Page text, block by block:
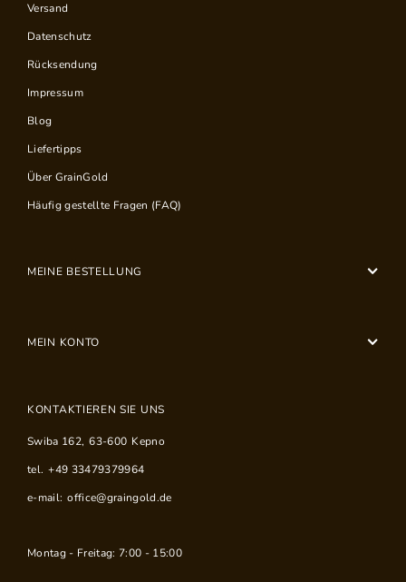
Versand
Datenschutz
Rücksendung
Impressum
Blog
Liefertipps
Über GrainGold
Häufig gestellte Fragen (FAQ)
MEINE BESTELLUNG
MEIN KONTO
KONTAKTIEREN SIE UNS
Swiba 162, 63-600 Kepno
tel. +49 33479379964
e-mail: office@graingold.de
Montag - Freitag: 7:00 - 15:00